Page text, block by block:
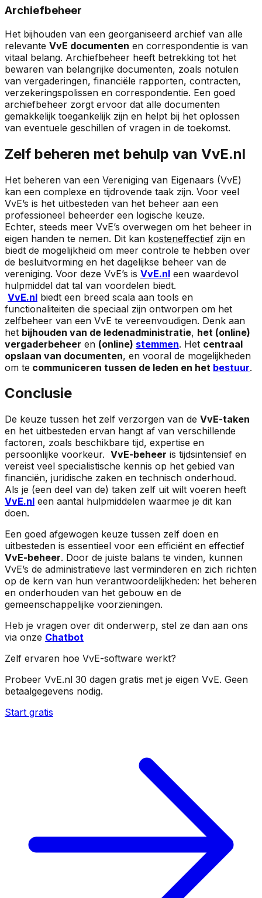
Archiefbeheer
Het bijhouden van een georganiseerd archief van alle
relevante VvE documenten en correspondentie is van
vitaal belang. Archiefbeheer heeft betrekking tot het
bewaren van belangrijke documenten, zoals notulen
van vergaderingen, financiële rapporten, contracten,
verzekeringspolissen en correspondentie. Een goed
archiefbeheer zorgt ervoor dat alle documenten
gemakkelijk toegankelijk zijn en helpt bij het oplossen
van eventuele geschillen of vragen in de toekomst.
Zelf beheren met behulp van VvE.nl
Het beheren van een Vereniging van Eigenaars (VvE)
kan een complexe en tijdrovende taak zijn. Voor veel
VvE’s is het uitbesteden van het beheer aan een
professioneel beheerder een logische keuze.
Echter, steeds meer VvE’s overwegen om het beheer in
eigen handen te nemen. Dit kan kosteneffectief zijn en
biedt de mogelijkheid om meer controle te hebben over
de besluitvorming en het dagelijkse beheer van de
vereniging. Voor deze VvE’s is VvE.nl een waardevol
hulpmiddel dat tal van voordelen biedt.
VvE.nl biedt een breed scala aan tools en
functionaliteiten die speciaal zijn ontworpen om het
zelfbeheer van een VvE te vereenvoudigen. Denk aan
het bijhouden van de ledenadministratie, het (online)
vergaderbeheer en (online) stemmen. Het centraal
opslaan van documenten, en vooral de mogelijkheden
om te communiceren tussen de leden en het bestuur.
Conclusie
De keuze tussen het zelf verzorgen van de VvE-taken
en het uitbesteden ervan hangt af van verschillende
factoren, zoals beschikbare tijd, expertise en
persoonlijke voorkeur. VvE-beheer is tijdsintensief en
vereist veel specialistische kennis op het gebied van
financiën, juridische zaken en technisch onderhoud.
Als je (een deel van de) taken zelf uit wilt voeren heeft
VvE.nl een aantal hulpmiddelen waarmee je dit kan
doen.
Een goed afgewogen keuze tussen zelf doen en
uitbesteden is essentieel voor een efficiënt en effectief
VvE-beheer. Door de juiste balans te vinden, kunnen
VvE’s de administratieve last verminderen en zich richten
op de kern van hun verantwoordelijkheden: het beheren
en onderhouden van het gebouw en de
gemeenschappelijke voorzieningen.
Heb je vragen over dit onderwerp, stel ze dan aan ons
via onze Chatbot
Zelf ervaren hoe VvE-software werkt?
Probeer VvE.nl 30 dagen gratis met je eigen VvE. Geen
betaalgegevens nodig.
Start gratis